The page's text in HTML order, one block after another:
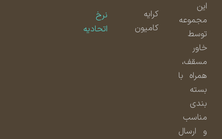
مجموعه
توسط
مسقف،
همراه با
بسته
بندی
مناسب
و ارسال
کامیون
اتحادیه